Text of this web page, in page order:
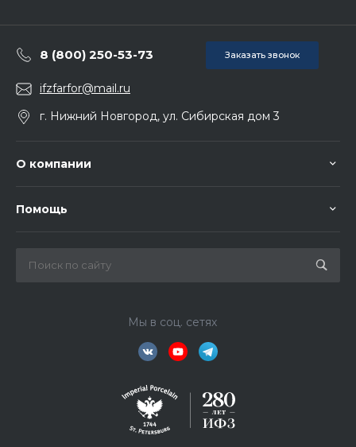
8 (800) 250-53-73 Заказать звонок
ifzfarfor@mail.ru
г. Нижний Новгород, ул. Сибирская дом 3
О компании
Помощь
Мы в соц. сетях